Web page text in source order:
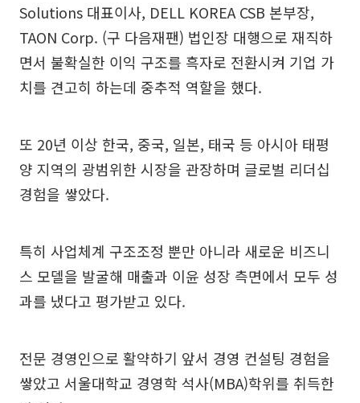
Solutions 대표이사, DELL KOREA CSB 본부장,
TAON Corp. (구 다음재팬) 법인장 대행으로 재직하
면서 불확실한 이익 구조를 흑자로 전환시켜 기업 가
치를 견고히 하는데 중추적 역할을 했다.
또 20년 이상 한국, 중국, 일본, 태국 등 아시아 태평
양 지역의 광범위한 시장을 관장하며 글로벌 리더십
경험을 쌓았다.
특히 사업체계 구조조정 뿐만 아니라 새로운 비즈니
스 모델을 발굴해 매출과 이윤 성장 측면에서 모두 성
과를 냈다고 평가받고 있다.
전문 경영인으로 활약하기 앞서 경영 컨설팅 경험을
쌓았고 서울대학교 경영학 석사(MBA)학위를 취득한